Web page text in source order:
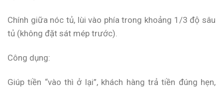
Chính giữa nóc tủ, lùi vào phía trong khoảng 1/3 độ sâu
tủ (không đặt sát mép trước).
Công dụng:
Giúp tiền “vào thì ở lại”, khách hàng trả tiền đúng hẹn,